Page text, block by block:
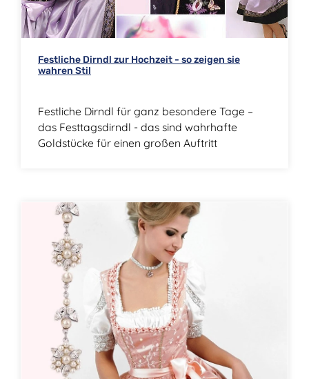
Festliche Dirndl zur Hochzeit - so zeigen sie
wahren Stil
Festliche Dirndl für ganz besondere Tage –
das Festtagsdirndl - das sind wahrhafte
Goldstücke für einen großen Auftritt